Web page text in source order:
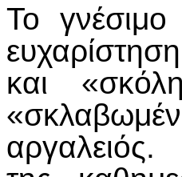
Το
ευχαρίστηση
και